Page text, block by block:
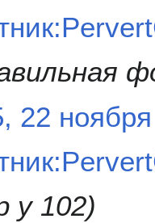
22
у 102